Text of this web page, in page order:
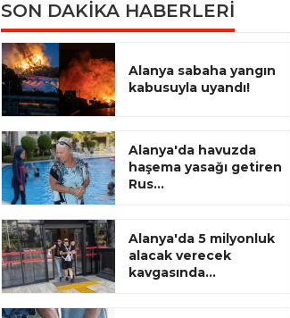
SON DAKİKA HABERLERİ
Alanya sabaha yangın
kabusuyla uyandı!
Alanya'da havuzda
haşema yasağı getiren
Rus...
Alanya'da 5 milyonluk
alacak verecek
kavgasında...